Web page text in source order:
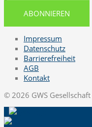
ABONNIEREN
Impressum
Datenschutz
Barrierefreiheit
AGB
Kontakt
© 2026 GWS